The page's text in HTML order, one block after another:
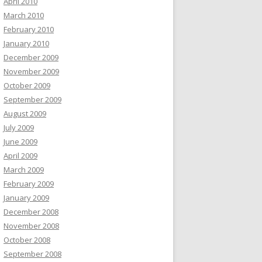
March 2010
February 2010
January 2010
December 2009
November 2009
October 2009
September 2009
August 2009
July 2009
June 2009
April 2009
March 2009
February 2009
January 2009
December 2008
November 2008
October 2008
September 2008